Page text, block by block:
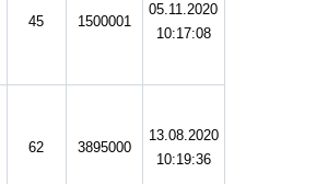
45 1500001
05.11.2020
10:17:08
62 3895000
13.08.2020
10:19:36